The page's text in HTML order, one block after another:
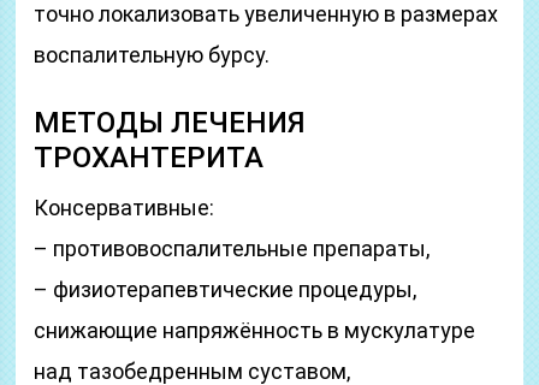
точно локализовать увеличенную в размерах
воспалительную бурсу.
МЕТОДЫ ЛЕЧЕНИЯ
ТРОХАНТЕРИТА
Консервативные:
– противовоспалительные препараты,
– физиотерапевтические процедуры,
снижающие напряжённость в мускулатуре
над тазобедренным суставом,